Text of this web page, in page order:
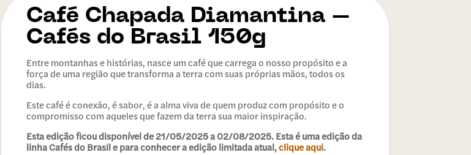
Chapada Diamantina –
Cafés do Brasil 150g
Entre montanhas e histórias, nasce um café que carrega o nosso propósito e a
força de uma região que transforma a terra com suas próprias mãos, todos os
dias.
Este café é conexão, é sabor, é a alma viva de quem produz com propósito e o
compromisso com aqueles que fazem da terra sua maior inspiração.
Esta edição ficou disponível de 21/05/2025 a 02/08/2025. Esta é uma edição da
linha Cafés do Brasil e para conhecer a edição limitada atual,clique aqui.